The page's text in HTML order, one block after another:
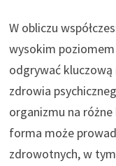
W obliczu
wysokim
odgrywać
zdrowia
organizmu na
forma może
zdrowotnych, w